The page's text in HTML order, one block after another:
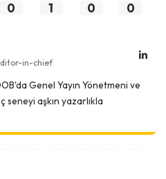
0 1 0 0
in-chief
Genel Yayın Yönetmeni ve
seneyi aşkın yazarlıkla